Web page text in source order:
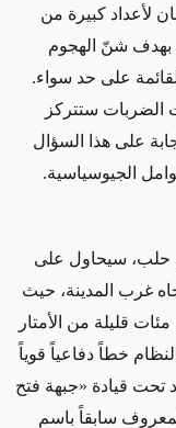
لأعداد كبيرة من
بهدف شنّ الهجوم
على حد سواء.
الضربات ستتركز
على هذا السؤال
الجيوسياسية.
حلب، سيحاول على
غرب المدينة، حيث
قليلة من الأمتار
خطاً دفاعياً قوياً
قيادة «جبهة فتح
سابقاً باسم